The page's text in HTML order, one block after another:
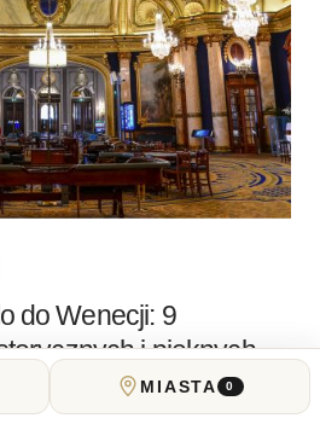
do Wenecji: 9
i pięknych
do odwiedzenia
MIASTA 0